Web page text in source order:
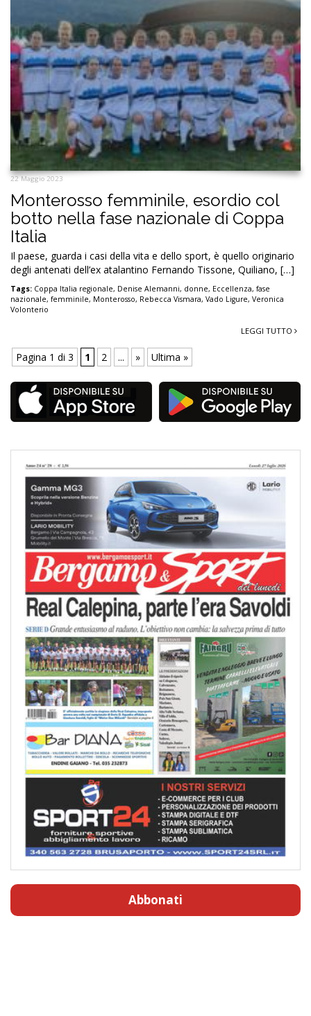
22 Maggio 2023
Monterosso femminile, esordio col
botto nella fase nazionale di Coppa
Italia
Il paese, guarda i casi della vita e dello sport, è quello originario
degli antenati dell’ex atalantino Fernando Tissone, Quiliano, […]
Tags: Coppa Italia regionale, Denise Alemanni, donne, Eccellenza, fase
nazionale, femminile, Monterosso, Rebecca Vismara, Vado Ligure, Veronica
Volonterio
LEGGI TUTTO
Pagina 1 di 3 1 2 ... » Ultima »
Abbonati